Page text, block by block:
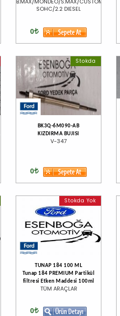
SOHC/2.2 DIESEL
0
Stokda
BK3Q-6M090-AB
KIZDIRMA BUJISI
V-347
0
Stokda Yok
TUNAP 184 100 ML
Tunap 184 PREMIUM Partikül
filtresi Etken Maddesi 100ml
TÜM ARAÇLAR
0